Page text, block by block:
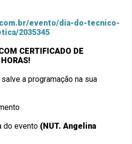
evento/dia-do-tecnico-
2035345
CERTIFICADO DE
a programação na sua
do evento (NUT. Angelina